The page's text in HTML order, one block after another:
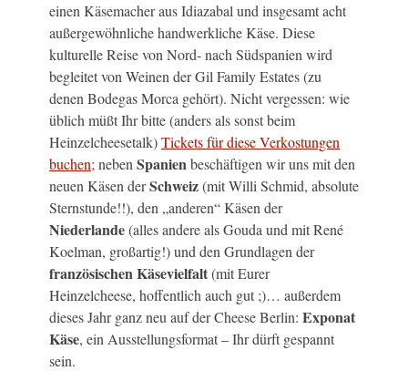
einen Käsemacher aus Idiazabal und insgesamt acht
außergewöhnliche handwerkliche Käse. Diese
kulturelle Reise von Nord- nach Südspanien wird
begleitet von Weinen der Gil Family Estates (zu
denen Bodegas Morca gehört). Nicht vergessen: wie
üblich müßt Ihr bitte (anders als sonst beim
Heinzelcheesetalk)Tickets für diese Verkostungen
buchen; nebenSpanienbeschäftigen wir uns mit den
neuen Käsen derSchweiz(mit Willi Schmid, absolute
Sternstunde!!), den „anderen“ Käsen der
Niederlande(alles andere als Gouda und mit René
Koelman, großartig!) und den Grundlagen der
französischen Käsevielfalt(mit Eurer
Heinzelcheese, hoffentlich auch gut ;)… außerdem
dieses Jahr ganz neu auf der Cheese Berlin: Exponat
Käse, ein Ausstellungsformat – Ihr dürft gespannt
sein.